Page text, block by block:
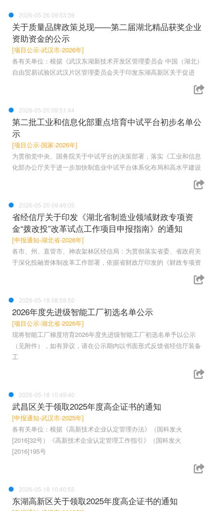
2026-05-26 09:53:39
关于质量品牌政策兑现——第二届湖北精品获奖企业
资助资金的公示
[项目公示-武汉市-2026年]
各有关单位：根据《武汉东湖新技术开发区管理委员会 中国（湖北）
自由贸易试验区武汉片区管理委员会关于印发东湖高新区关于促进
2026-05-20 09:51:44
第二批工业和信息化部重点培育中试平台初步名单公
示
[项目公示-国家-2026年]
为贯彻党中央、国务院关于中试平台的决策部署，落实《工业和信息
化部办公厅关于进一步加快制造业中试平台体系化布局和高水平建设
2026-05-20 09:49:05
省经信厅关于印发《湖北省制造业领域财政专项资
金“拨改投”改革试点工作项目申报指南》的通知
[申报通知-湖北省-2026年]
各市、州、直管市、神农架林区经信局：为贯彻落实省委、省政府关
于深化投融资体制改革工作部署，依据省财政厅印发的《财政专项资
2026-05-19 08:59:50
2026年度先进级智能工厂初选名单公示
[项目公示-湖北省-2026年]
现将智能工厂梯度培育2026年度先进级智能工厂初选名单予以公示
（见附件），如有异议，请在公示期内以书面形式反馈省经信厅装备
工
2026-05-18 10:49:40
武昌区关于领取2025年度高企证书的通知
[申报通知-武汉市-2025年]
各有关单位：根据《高新技术企业认定管理办法》（国科发火
[2016]32号）《高新技术企业认定管理工作指引》（国科发火
[2016]195号
2026-05-18 10:40:55
东湖高新区关于领取2025年度高企证书的通知